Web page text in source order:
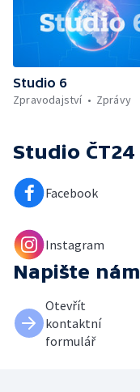
Studio 6
Zpravodajství
Zprávy
Studio ČT24
Facebook
Instagram
Napište nám
Otevřít
kontaktní
formulář